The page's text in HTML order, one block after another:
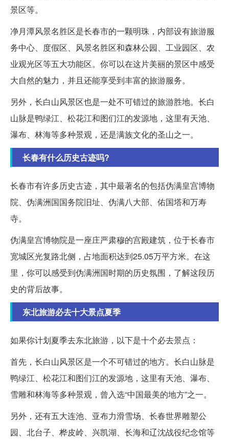
景区等。
净月潭风景名胜区是长春市的一颗明珠，内部设有旅游服
务中心、度假区、风景名胜区和森林公园、工业园区、农
业观光区等五大功能区。你可以在这片美丽的景区中感受
大自然的魅力，并且还能享受到丰富的旅游服务。
另外，长白山风景区也是一处不可错过的旅游胜地。长白
山脉是鸭绿江、松花江和图们江的发源地，这里有天池、
瀑布、林海等多种景观，还是满族文化的圣山之一。
长春有什么历史古迹吗?
长春市有许多历史古迹，其中最著名的包括伪满皇宫博物
院、伪满洲国国务院旧址、伪满八大部、佑国塔和万寿
寺。
伪满皇宫博物院是一座庄严肃穆的宫殿建筑，位于长春市
宽城区光复路北侧，占地面积达到25.05万平方米。在这
里，你可以感受到伪满洲国时期的历史氛围，了解这段历
史的背后故事。
东北旅游必去十大景点夏季
如果你计划夏季去东北旅游，以下是十个必去景点：
首先，长白山风景区是一个不可错过的地方。长白山脉是
鸭绿江、松花江和图们江的发源地，这里有天池、瀑布、
雪雕和林海等多种景观，曾入选“中国最美的地方”之一。
另外，还有五大连池、亚布力滑雪场、长春世界雕塑公
园、北台子、桦皮岭、兴凯湖、长海和辽沈战役纪念馆等